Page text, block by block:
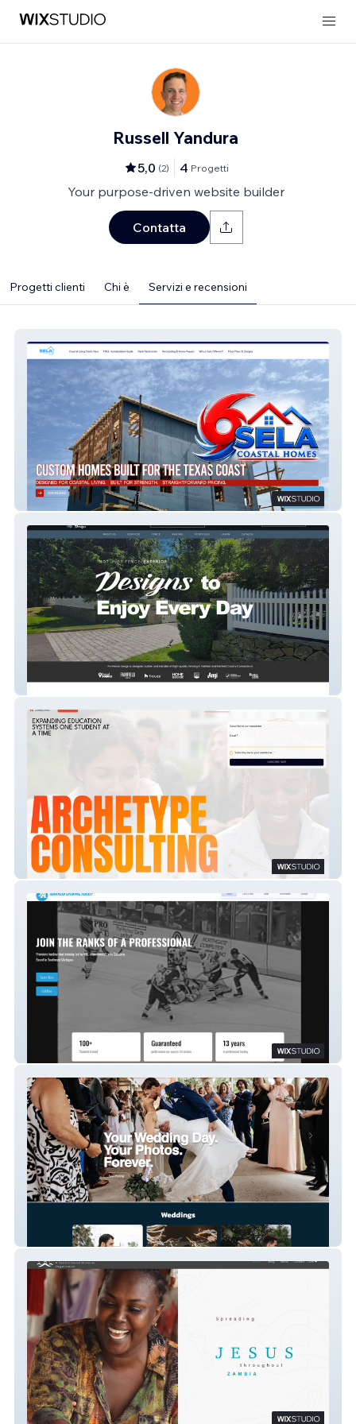
Russell Yandura
5,0 (2) 4 Progetti
Your purpose-driven website builder
Contatta
Progetti clienti Chi è Servizi e recensioni
Sela Builders
Pro Fence Design
Archtype Consulting
Advanced Shooting
Yandura Photography
Havenbase